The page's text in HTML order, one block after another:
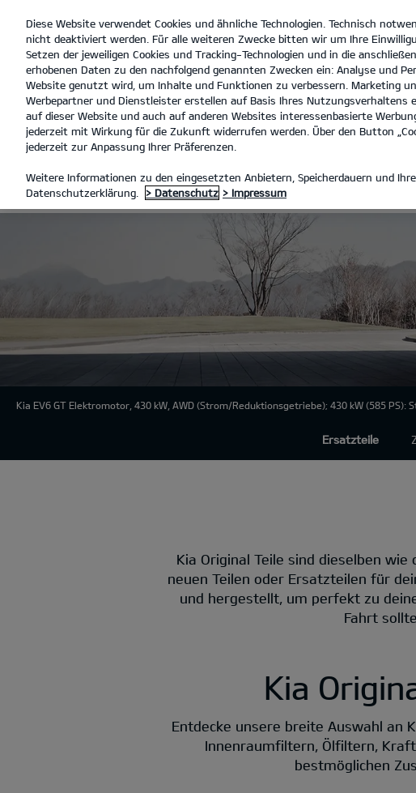
open
menu
TEILE & ZUBEHÖR ERSATZTEILE
KIA ERSATZTEILE
Kia EV6 GT Elektromotor, 430 kW, AWD (Strom/Reduktionsgetriebe); 430 kW (585 PS):
Ersatzteile
Kia Original Teile sind dieselben
neuen Teilen oder Ersatzteilen für
und hergestellt, um perfekt zu
Fahrt
Kia
Entdecke unsere breite Auswahl an
Innenraumfiltern, Ölfiltern,
bestmöglichen
Diese Website verwendet Cookies und ähnliche Technologien. Technisch
nicht deaktiviert werden. Für alle weiteren Zwecke bitten wir um Ihre
Setzen der jeweiligen Cookies und Tracking-Technologien und in die
erhobenen Daten zu den nachfolgend genannten Zwecken ein: Analyse und
Website genutzt wird, um Inhalte und Funktionen zu verbessern. Marketing
Werbepartner und Dienstleister erstellen auf Basis Ihres Nutzungsverhaltens
auf dieser Website und auch auf anderen Websites interessenbasierte
jederzeit mit Wirkung für die Zukunft widerrufen werden. Über den Button
jederzeit zur Anpassung Ihrer Präferenzen.
Weitere Informationen zu den eingesetzten Anbietern, Speicherdauern und
Datenschutzerklärung.
> Datenschutz > Impressum